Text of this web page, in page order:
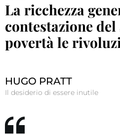
La ricchezza
contestazione
povertà le
HUGO PRATT
Il desiderio di essere inutile